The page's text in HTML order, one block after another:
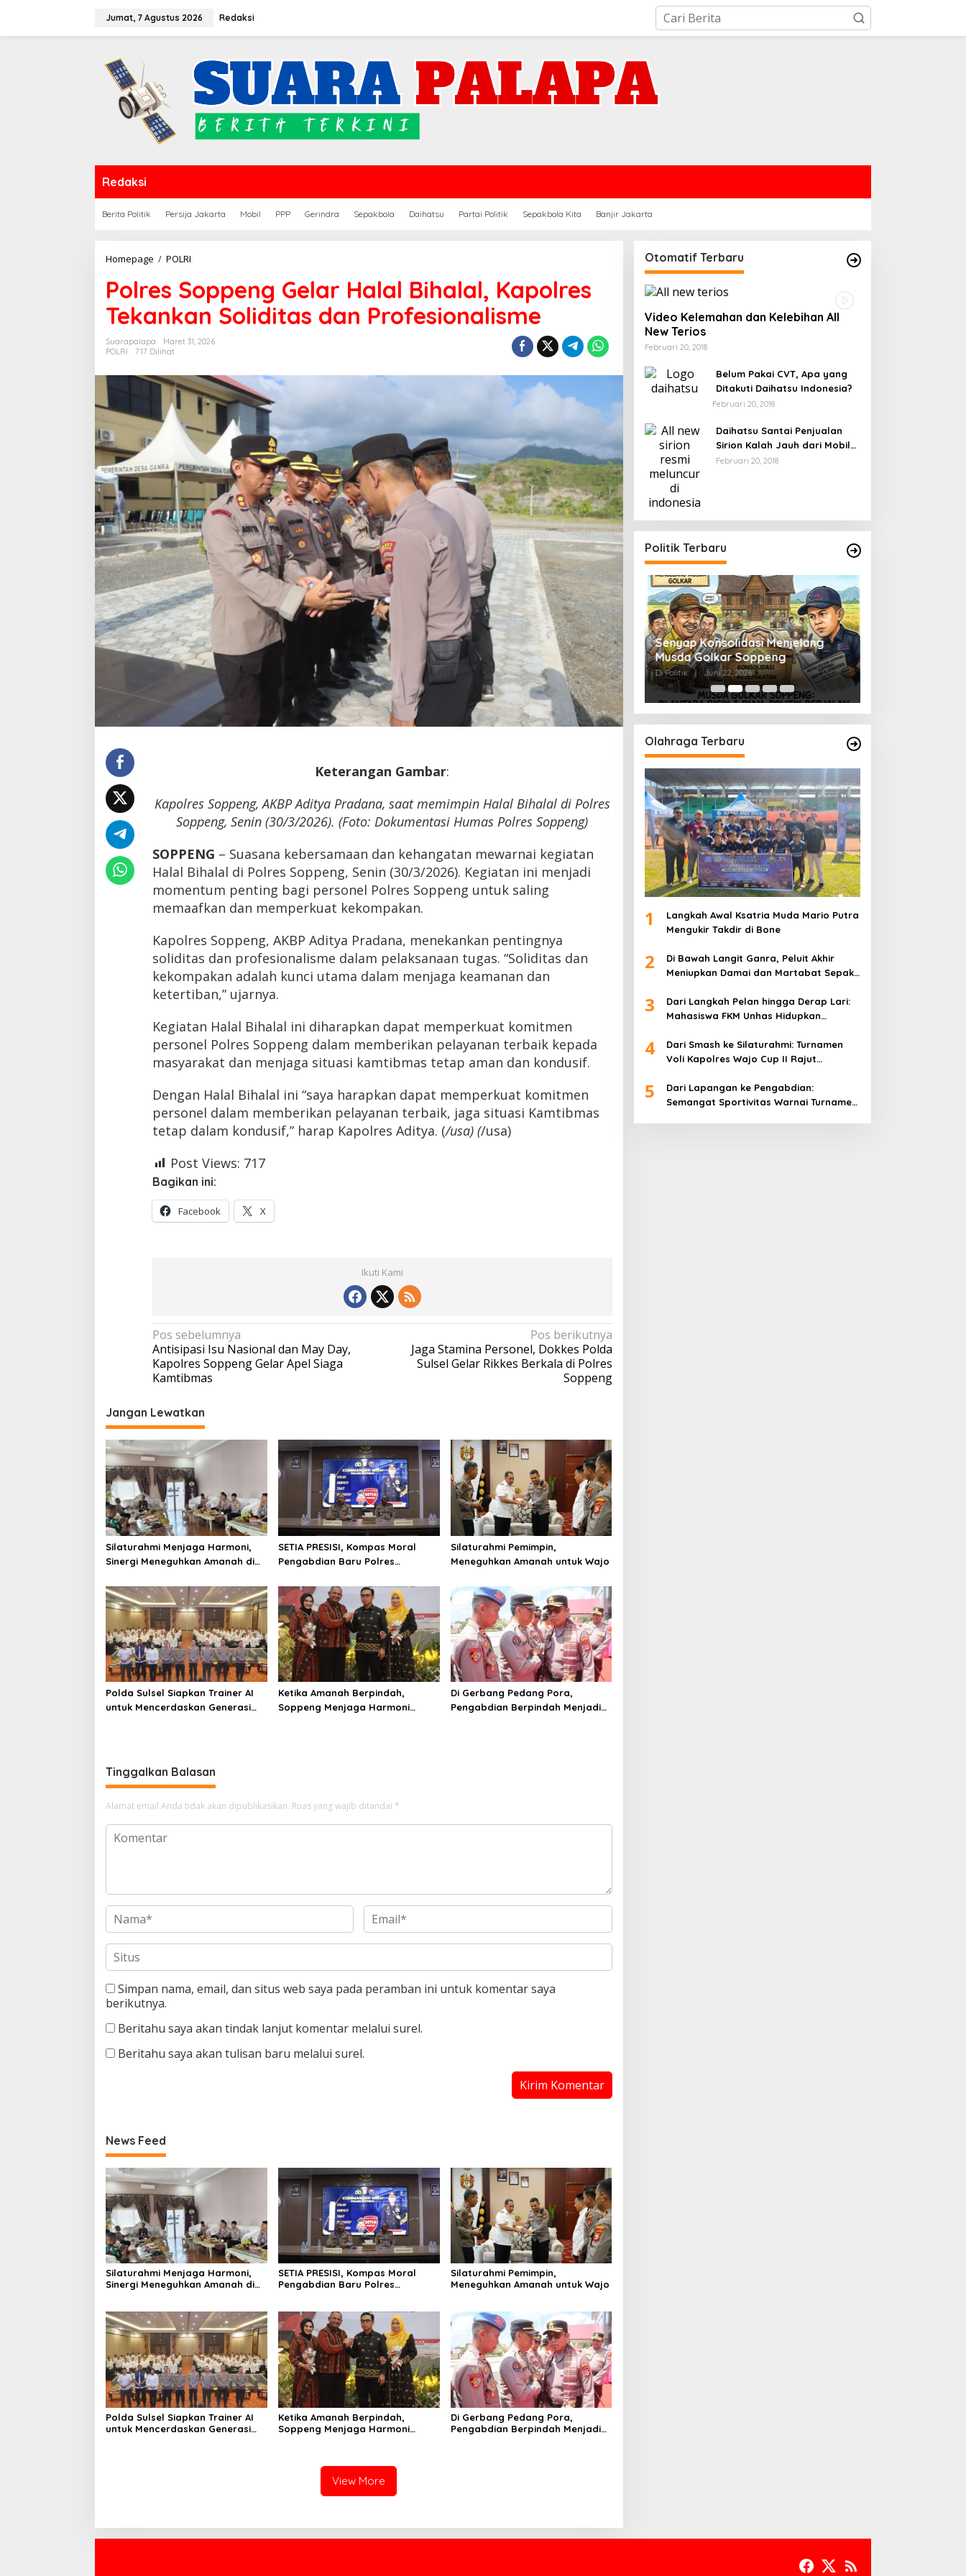
konten
Jumat, 7 Agustus 2026 Redaksi
Redaksi
Berita Politik Persija Jakarta Mobil PPP Gerindra Sepakbola Daihatsu Partai Politik Sepakbola Kita Banjir Jakarta
Homepage / POLRI
Gelar
Halal
Bihalal,
Tekankan
dan
Profesionalisme
Polres Soppeng Gelar Halal Bihalal, Kapolres
Tekankan Soliditas dan Profesionalisme
Suarapalapa
Maret 31, 2026
POLRI
717 Dilihat
Keterangan Gambar:
Kapolres Soppeng, AKBP Aditya Pradana, saat memimpin Halal Bihalal di Polres
Soppeng, Senin (30/3/2026). (Foto: Dokumentasi Humas Polres Soppeng)
SOPPENG – Suasana kebersamaan dan kehangatan mewarnai kegiatan
Halal Bihalal di Polres Soppeng, Senin (30/3/2026). Kegiatan ini menjadi
momentum penting bagi personel Polres Soppeng untuk saling
memaafkan dan memperkuat kekompakan.
Kapolres Soppeng, AKBP Aditya Pradana, menekankan pentingnya
soliditas dan profesionalisme dalam pelaksanaan tugas. “Soliditas dan
kekompakan adalah kunci utama dalam menjaga keamanan dan
ketertiban,” ujarnya.
Kegiatan Halal Bihalal ini diharapkan dapat memperkuat komitmen
personel Polres Soppeng dalam memberikan pelayanan terbaik kepada
masyarakat dan menjaga situasi kamtibmas tetap aman dan kondusif.
Dengan Halal Bihalal ini “saya harapkan dapat memperkuat komitmen
personel dalam memberikan pelayanan terbaik, jaga situasi Kamtibmas
tetap dalam kondusif,” harap Kapolres Aditya. (/usa) (/usa)
Post Views: 717
Bagikan ini:
Facebook X
Ikuti Kami
Navigasi
pos
Pos sebelumnya
Antisipasi Isu Nasional dan May Day,
Kapolres Soppeng Gelar Apel Siaga
Kamtibmas
Pos berikutnya
Jaga Stamina Personel, Dokkes Polda
Sulsel Gelar Rikkes Berkala di Polres
Soppeng
Jangan Lewatkan
Silaturahmi Menjaga Harmoni,
Sinergi Meneguhkan Amanah di
SETIA PRESISI, Kompas Moral
Pengabdian Baru Polres
Silaturahmi Pemimpin,
Meneguhkan Amanah untuk Wajo
Polda Sulsel Siapkan Trainer AI
untuk Mencerdaskan Generasi
Ketika Amanah Berpindah,
Soppeng Menjaga Harmoni
Di Gerbang Pedang Pora,
Pengabdian Berpindah Menjadi
Tinggalkan Balasan
Alamat email Anda tidak akan dipublikasikan. Ruas yang wajib ditandai *
Simpan nama, email, dan situs web saya pada peramban ini untuk komentar saya
berikutnya.
Beritahu saya akan tindak lanjut komentar melalui surel.
Beritahu saya akan tulisan baru melalui surel.
News Feed
Silaturahmi Menjaga Harmoni,
Sinergi Meneguhkan Amanah di
SETIA PRESISI, Kompas Moral
Pengabdian Baru Polres
Silaturahmi Pemimpin,
Meneguhkan Amanah untuk Wajo
Polda Sulsel Siapkan Trainer AI
untuk Mencerdaskan Generasi
Ketika Amanah Berpindah,
Soppeng Menjaga Harmoni
Di Gerbang Pedang Pora,
Pengabdian Berpindah Menjadi
View More
Otomatif Terbaru
Video Kelemahan dan Kelebihan All
New Terios
Februari 20, 2018
Belum Pakai CVT, Apa yang
Ditakuti Daihatsu Indonesia?
Februari 20, 2018
Daihatsu Santai Penjualan
Sirion Kalah Jauh dari Mobil
LCGC
Februari 20, 2018
Politik Terbaru
Menanti Penerus Beringin di Bumi
Latemmamala
Di Politik Juni 22, 2026
Senyap Konsolidasi Menjelang
Musda Golkar Soppeng
Di Politik | Juni 22, 2026
Olahraga Terbaru
1
Langkah Awal Ksatria Muda Mario Putra
Mengukir Takdir di Bone
2
Di Bawah Langit Ganra, Peluit Akhir
Meniupkan Damai dan Martabat Sepak
3
Dari Langkah Pelan hingga Derap Lari:
Mahasiswa FKM Unhas Hidupkan
4
Dari Smash ke Silaturahmi: Turnamen
Voli Kapolres Wajo Cup II Rajut
80
5
Dari Lapangan ke Pengabdian:
Semangat Sportivitas Warnai Turnamen